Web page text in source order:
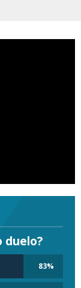
duelo?
83%